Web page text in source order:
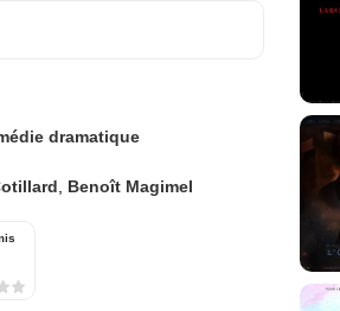
dramatique
Benoît Magimel